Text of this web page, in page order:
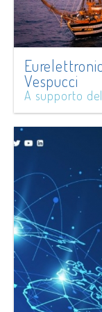
Vespucci
A supporto